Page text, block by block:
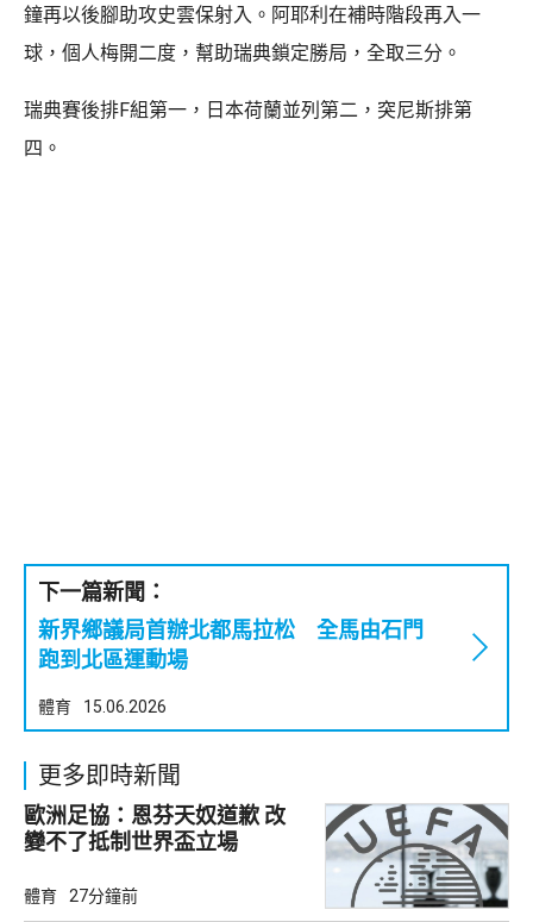
鐘再以後腳助攻史雲保射入。阿耶利在補時階段再入一
球，個人梅開二度，幫助瑞典鎖定勝局，全取三分。
瑞典賽後排F組第一，日本荷蘭並列第二，突尼斯排第
四。
下一篇新聞：
新界鄉議局首辦北都馬拉松 全馬由石門
跑到北區運動場
體育 15.06.2026
更多即時新聞
歐洲足協：恩芬天奴道歉 改
變不了抵制世界盃立場
體育 27分鐘前